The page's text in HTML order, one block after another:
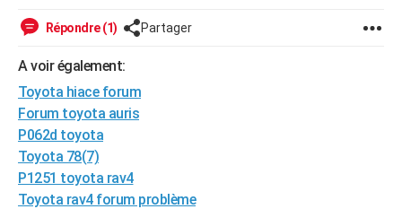
Art de vivre
Bien-être
Loisirs
Mode
Modes de vie
Alimentation
Guide de la santé
Maladies
Médicaments
Sommeil
Destinations
City break
Voyage nature
Voyage de noces
Forum
Climat
+PHOTO
GUIDES D'ACHAT
BONS PLANS
Répondre (1) Partager
A voir également:
Toyota hiace forum
Forum toyota auris
P062d toyota
Toyota 78(7)
P1251 toyota rav4
Toyota rav4 forum problème